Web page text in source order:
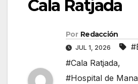
Cala Ratjada
Por Redacción
JUL 1, 2026
#Cala Ratjada,
#Hospital de